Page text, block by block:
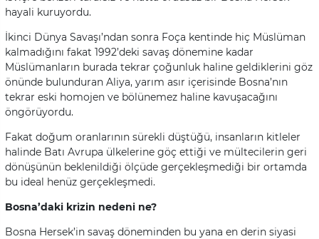
hayali kuruyordu.
İkinci Dünya Savaşı’ndan sonra Foça kentinde hiç Müslüman
kalmadığını fakat 1992’deki savaş dönemine kadar
Müslümanların burada tekrar çoğunluk haline geldiklerini göz
önünde bulunduran Aliya, yarım asır içerisinde Bosna’nın
tekrar eski homojen ve bölünemez haline kavuşacağını
öngörüyordu.
Fakat doğum oranlarının sürekli düştüğü, insanların kitleler
halinde Batı Avrupa ülkelerine göç ettiği ve mültecilerin geri
dönüşünün beklenildiği ölçüde gerçekleşmediği bir ortamda
bu ideal henüz gerçekleşmedi.
Bosna’daki krizin nedeni ne?
Bosna Hersek’in savaş döneminden bu yana en derin siyasi